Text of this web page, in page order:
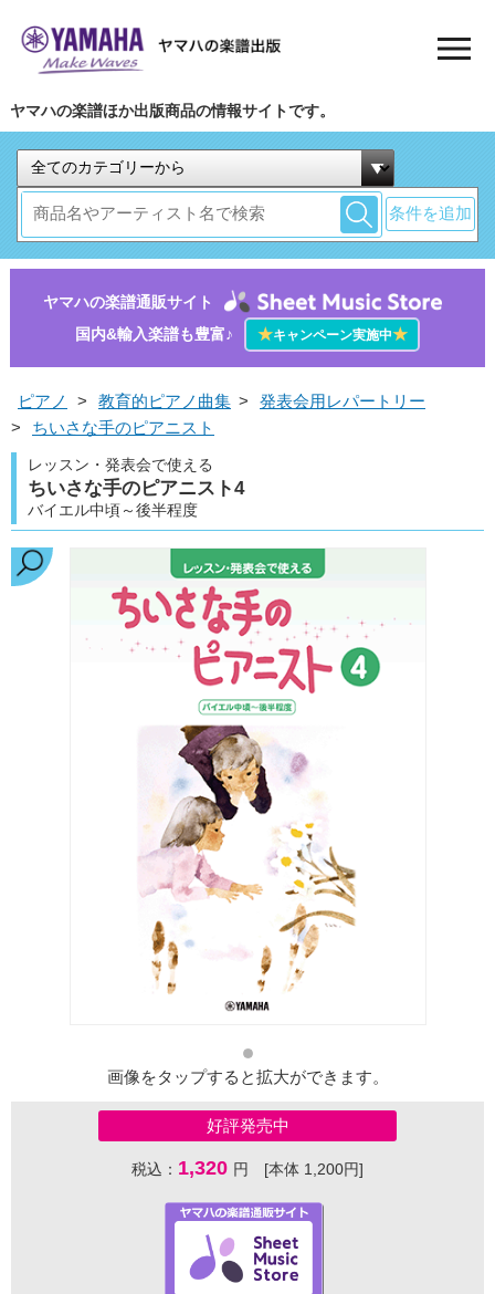
ヤマハの楽譜ほか出版商品の情報サイトです。
条件を追加
ヤマハの楽譜通販サイト
国内&輸入楽譜も豊富♪
★キャンペーン実施中★
ピアノ > 教育的ピアノ曲集 >
発表会用レパートリー
>
ちいさな手のピアニスト
レッスン・発表会で使える
ちいさな手のピアニスト4
バイエル中頃～後半程度
画像をタップすると拡大ができます。
好評発売中
税込： 1,320 円 [本体 1,200円]